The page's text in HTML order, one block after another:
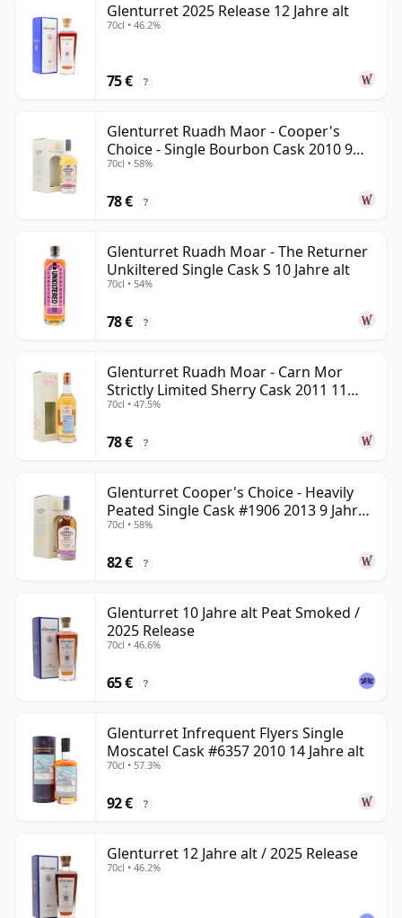
Glenturret 2025 Release 12 Jahre alt
70cl • 46.2%
75 € ?
Glenturret Ruadh Maor - Cooper's
Choice - Single Bourbon Cask 2010 9
Jahre alt
70cl • 58%
78 € ?
Glenturret Ruadh Moar - The Returner
Unkiltered Single Cask S 10 Jahre alt
70cl • 54%
78 € ?
Glenturret Ruadh Moar - Carn Mor
Strictly Limited Sherry Cask 2011 11
Jahre alt
70cl • 47.5%
78 € ?
Glenturret Cooper's Choice - Heavily
Peated Single Cask #1906 2013 9 Jahre
alt
70cl • 58%
82 € ?
Glenturret 10 Jahre alt Peat Smoked /
2025 Release
70cl • 46.6%
65 € ?
Glenturret Infrequent Flyers Single
Moscatel Cask #6357 2010 14 Jahre alt
70cl • 57.3%
92 € ?
Glenturret 12 Jahre alt / 2025 Release
70cl • 46.2%